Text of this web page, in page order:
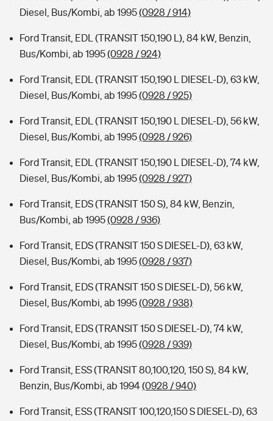
Diesel, Bus/Kombi, ab 1995(0928 / 914)
Ford Transit, EDL (TRANSIT 150,190 L), 84 kW, Benzin,
Bus/Kombi, ab 1995(0928 / 924)
Ford Transit, EDL (TRANSIT 150,190 L DIESEL-D), 63 kW,
Diesel, Bus/Kombi, ab 1995(0928 / 925)
Ford Transit, EDL (TRANSIT 150,190 L DIESEL-D), 56 kW,
Diesel, Bus/Kombi, ab 1995(0928 / 926)
Ford Transit, EDL (TRANSIT 150,190 L DIESEL-D), 74 kW,
Diesel, Bus/Kombi, ab 1995(0928 / 927)
Ford Transit, EDS (TRANSIT 150 S), 84 kW, Benzin,
Bus/Kombi, ab 1995(0928 / 936)
Ford Transit, EDS (TRANSIT 150 S DIESEL-D), 63 kW,
Diesel, Bus/Kombi, ab 1995(0928 / 937)
Ford Transit, EDS (TRANSIT 150 S DIESEL-D), 56 kW,
Diesel, Bus/Kombi, ab 1995(0928 / 938)
Ford Transit, EDS (TRANSIT 150 S DIESEL-D), 74 kW,
Diesel, Bus/Kombi, ab 1995(0928 / 939)
Ford Transit, ESS (TRANSIT 80,100,120, 150 S), 84 kW,
Benzin, Bus/Kombi, ab 1994(0928 / 940)
Ford Transit, ESS (TRANSIT 100,120,150 S DIESEL-D), 63